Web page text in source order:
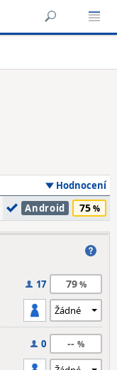
Hodnocení
Android 75
17 79
0 --